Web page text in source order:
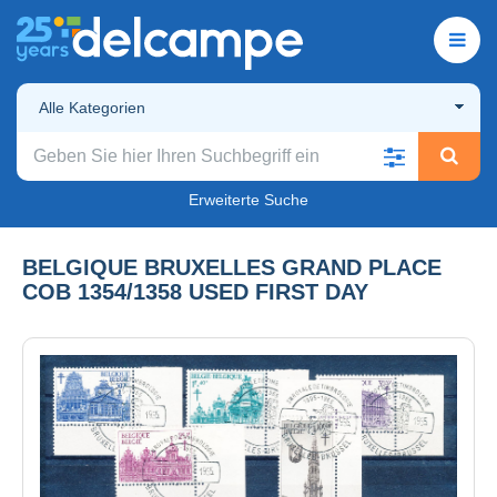
Alle Kategorien
Erweiterte Suche
BELGIQUE BRUXELLES GRAND PLACE
COB 1354/1358 USED FIRST DAY